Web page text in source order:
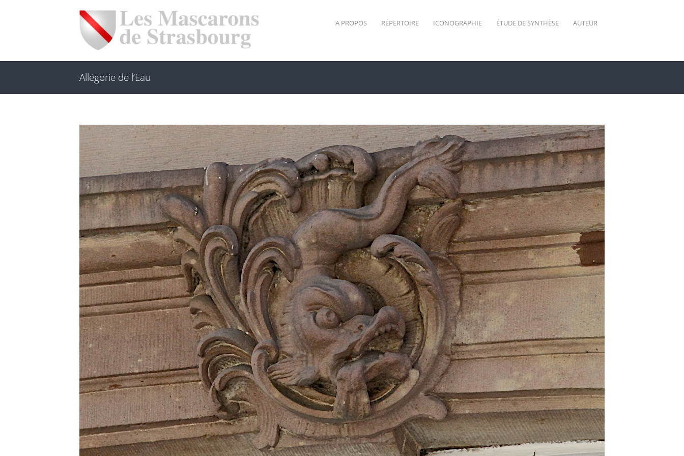
A PROPOS RÉPERTOIRE ICONOGRAPHIE ÉTUDE DE SYNTHÈSE AUTEUR
Allégorie de l’Eau